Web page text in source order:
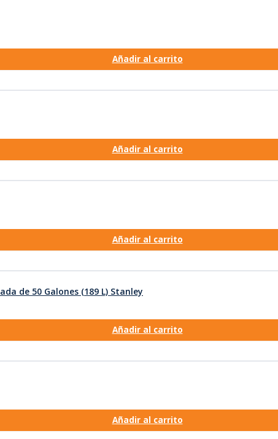
Añadir al carrito
Añadir al carrito
Añadir al carrito
de 50 Galones (189 L) Stanley
Añadir al carrito
Añadir al carrito